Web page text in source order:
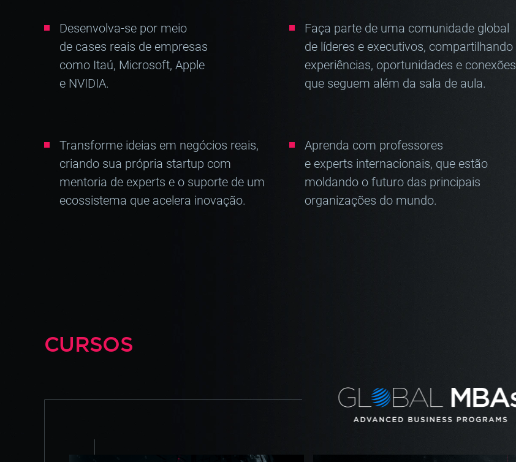
Desenvolva-se por meio
de cases reais de empresas
como Itaú, Microsoft, Apple
e NVIDIA.
Faça parte de uma comunidade global
de líderes e executivos, compartilhando
experiências, oportunidades e conexões
que seguem além da sala de aula.
Transforme ideias em negócios reais,
criando sua própria startup com
mentoria de experts e o suporte de um
ecossistema que acelera inovação.
Aprenda com professores
e experts internacionais, que estão
moldando o futuro das principais
organizações do mundo.
CURSOS